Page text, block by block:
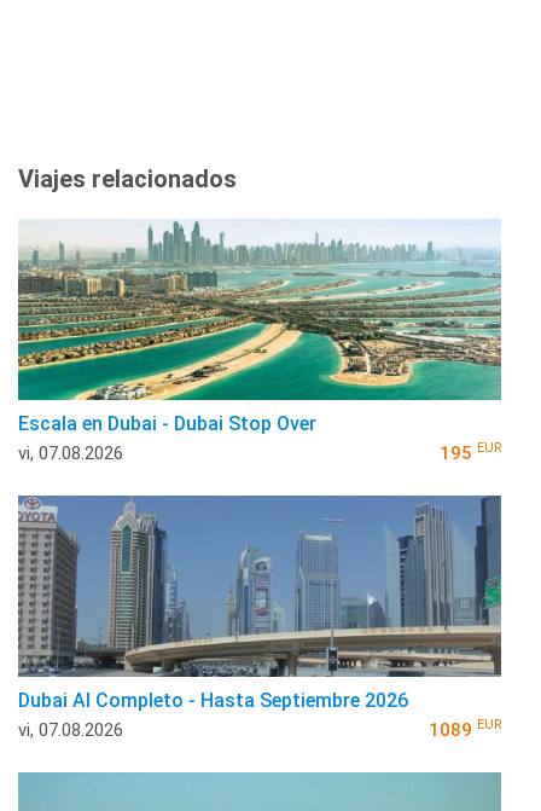
Viajes relacionados
Escala en Dubai - Dubai Stop Over
vi, 07.08.2026 195 EUR
Dubai Al Completo - Hasta Septiembre 2026
vi, 07.08.2026 1089 EUR